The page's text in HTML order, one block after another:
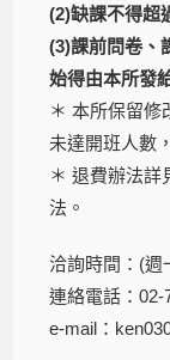
(2)缺課不得超
(3)課前問卷、
始得由本所發
＊ 本所保留修
未達開班人數
＊ 退費辦法詳
法。
洽詢時間：(週
連絡電話：02-
e-mail：